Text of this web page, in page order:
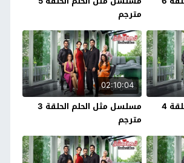
مترجم
مسلسل مثل الحلم الحلقة 4
02:10:04
مسلسل مثل الحلم الحلقة 3
مترجم